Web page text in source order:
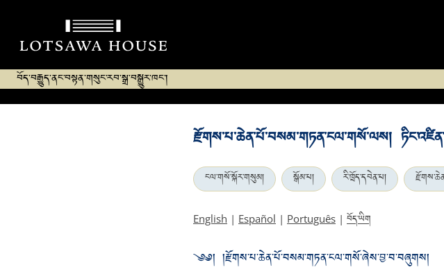
བོད་བརྒྱུད་ནང་བསྟན་གསུང་རབ་སྒྲ་བསྒྱུར་ཁང་།
རྫོགས་པ་ཆེན་པོ་བསམ་གཏན་ངལ་གསོ་ལས།
ངལ་གསོ་སྐོར་གསུམ། སྒོམ་པ། རི་ཁྲོད་དབེན་པ།
English | Español | Português | བོད་ཡིག
༄༅། །རྫོགས་པ་ཆེན་པོ་བསམ་གཏན་ངལ་གསོ་ཞེས་བྱ་བ་བཞུགས།